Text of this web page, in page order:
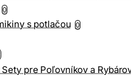
0
s potlačou 0
pre Poľovníkov a